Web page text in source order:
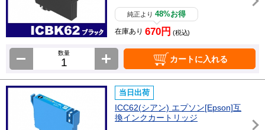
純正より48%お得
在庫あり 670円 (税込)
数量
カートに入れる
当日出荷
ICC62(シアン) エプソン[Epson]互
換インクカートリッジ